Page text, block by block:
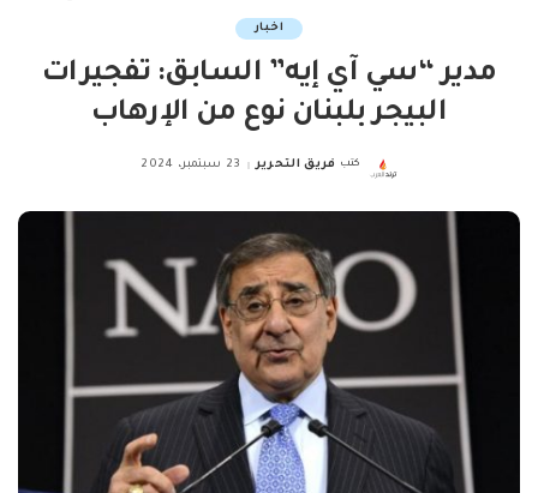
اخبار
مدير “سي آي إيه” السابق: تفجيرات
البيجر بلبنان نوع من الإرهاب
Posted
كتب فريق التحرير 23 سبتمبر، 2024